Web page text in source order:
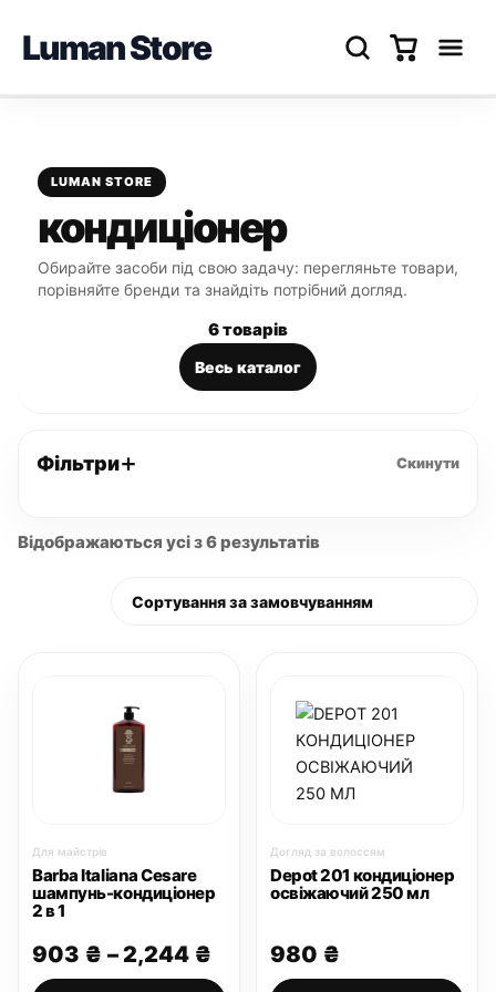
Luman Store
LUMAN STORE
кондиціонер
Обирайте засоби під свою задачу: перегляньте товари,
порівняйте бренди та знайдіть потрібний догляд.
6 товарів
Весь каталог
Фільтри Скинути
Відображаються усі з 6 результатів
Для майстрів
Barba Italiana Cesare
шампунь-кондиціонер
2 в 1
903 ₴ –2,244 ₴ Діапазон
цін:
Догляд за волоссям
Depot 201 кондиціонер
освіжаючий 250 мл
980 ₴